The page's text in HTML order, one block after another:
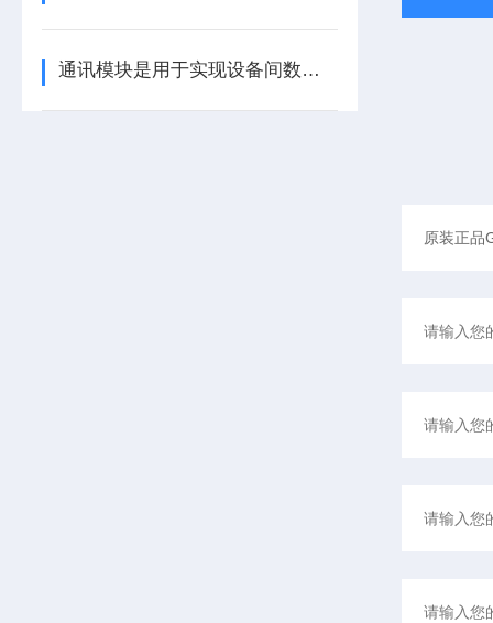
通讯模块是用于实现设备间数据传输与通信的集成化硬件组件